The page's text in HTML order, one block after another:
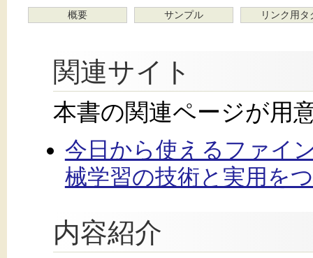
概要 サンプル リンク用タ
関連サイト
本書の関連ページが用
今日から使えるファイ
械学習の技術と実用を
内容紹介